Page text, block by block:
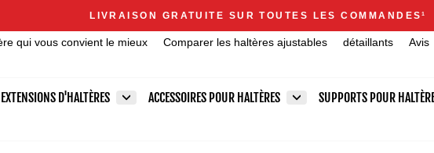
Diaporama
Pause
Announcements
LIVRAISON GRATUITE SUR TOUTES LES COMMANDES1
qui vous convient le mieux Comparer les haltères ajustables détaillants
Avis
EXTENSIONS D'HALTÈRES ACCESSOIRES POUR HALTÈRES
SUPPORTS POUR